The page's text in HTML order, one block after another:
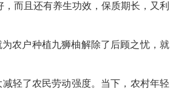
而且还有养生功效，保质期长，又利
农户种植九狮柚解除了后顾之忧，就
轻了农民劳动强度。当下，农村年轻